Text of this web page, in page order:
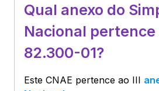
Qual anexo do
Nacional pertence
82.300-01?
Este CNAE pertence ao III